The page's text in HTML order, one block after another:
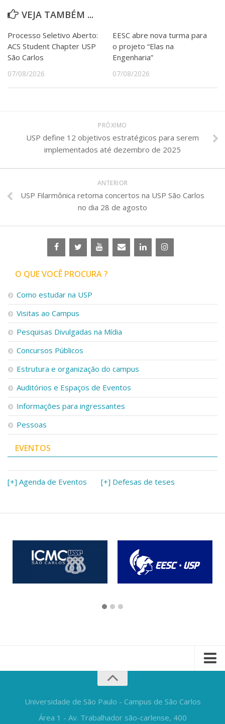
VEJA TAMBÉM ...
Processo Seletivo Aberto:
ACS Student Chapter USP
São Carlos
07/08/2026
EESC abre nova turma para
o projeto “Elas na
Engenharia”
07/08/2026
PRÓXIMO
USP define 12 objetivos estratégicos para serem
implementados até dezembro de 2025
ANTERIOR
USP Filarmônica retoma concertos na USP São Carlos
no dia 28 de agosto
O QUE VOCÊ PROCURA ?
Como estudar na USP
Visitas ao Campus
Pesquisas Divulgadas na Mídia
Concursos Públicos
Estrutura e organização do campus
Auditórios e Espaços de Eventos
Informações para ingressantes
Pessoas
EVENTOS
[+] Agenda de Eventos [+] Defesas de teses
Universidade de São Paulo - Campus de São Carlos
Área 1 - Av. Trabalhador são-carlense, 400